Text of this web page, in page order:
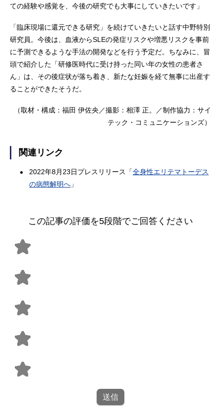
ての経験や感覚を、今後の研究でも大事にしていきたいです」
「臨床現場に還元できる研究」を続けていきたいと話す中野特別
研究員。今後は、血液からSLEの発症リスクや増悪リスクを事前
に予測できるような手法の開発などを行う予定だ。ちなみに、冒
頭で紹介した「研修医時代に受け持った同い年の女性の患者さ
ん」は、その後症状が落ち着き、新たな妊娠を経て無事に出産す
ることができたそうだ。
（取材・構成：福田 伊佐央／撮影：相澤 正。／制作協力：サイ
テック・コミュニケーションズ）
関連リンク
2022年8月23日プレスリリース「全身性エリテマトーデス
の病態解明へ 」
この記事の評価を5段階でご回答ください
送信